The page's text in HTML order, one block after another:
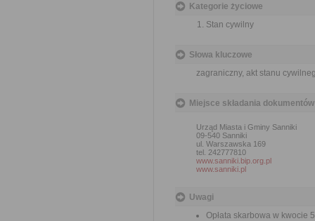
Kategorie życiowe
Stan cywilny
Słowa kluczowe
zagraniczny, akt stanu
Miejsce składania dokumentów
Urząd Miasta i Gminy Sanniki
09-540 Sanniki
ul. Warszawska 169
tel. 242777810
www.sanniki.bip.org.pl
www.sanniki.pl
Uwagi
Opłata skarbowa w kwocie